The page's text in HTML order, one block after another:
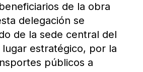
de la obra
delegación se
de la sede central del
estratégico, por la
públicos a